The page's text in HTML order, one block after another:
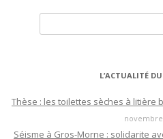
L’ACTUALITÉ DU
Thèse : les toilettes sèches à litière
novembre
Séisme à Gros-Morne : solidarite